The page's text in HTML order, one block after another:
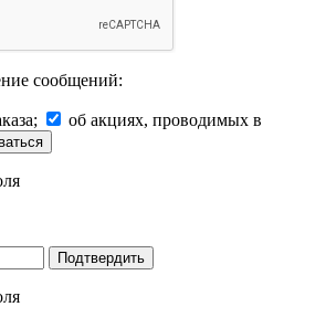
сообщений:
об акциях, проводимых в
Подтвердить